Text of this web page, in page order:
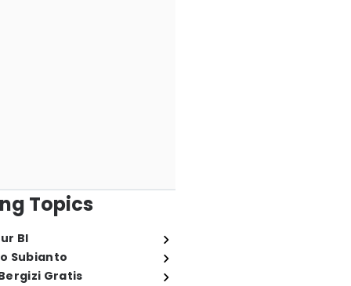
Topics
BI
Subianto
Gratis